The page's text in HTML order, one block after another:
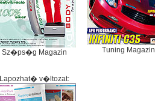
Sz�ps�g Magazin Tuning Magazin
Lapozhat� v�ltozat: